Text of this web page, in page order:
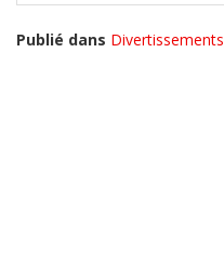
Publié dans Divertissements